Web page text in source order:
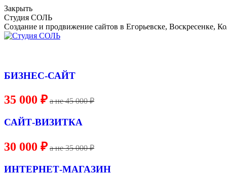
Skip
to
content
Закрыть
Студия СОЛЬ
Создание и продвижение сайтов в Егорьевске, Воскресенке,
БИЗНЕС-САЙТ
35 000 ₽ a не 45 000 ₽
САЙТ-ВИЗИТКА
30 000 ₽ a не 35 000 ₽
ИНТЕРНЕТ-МАГАЗИН